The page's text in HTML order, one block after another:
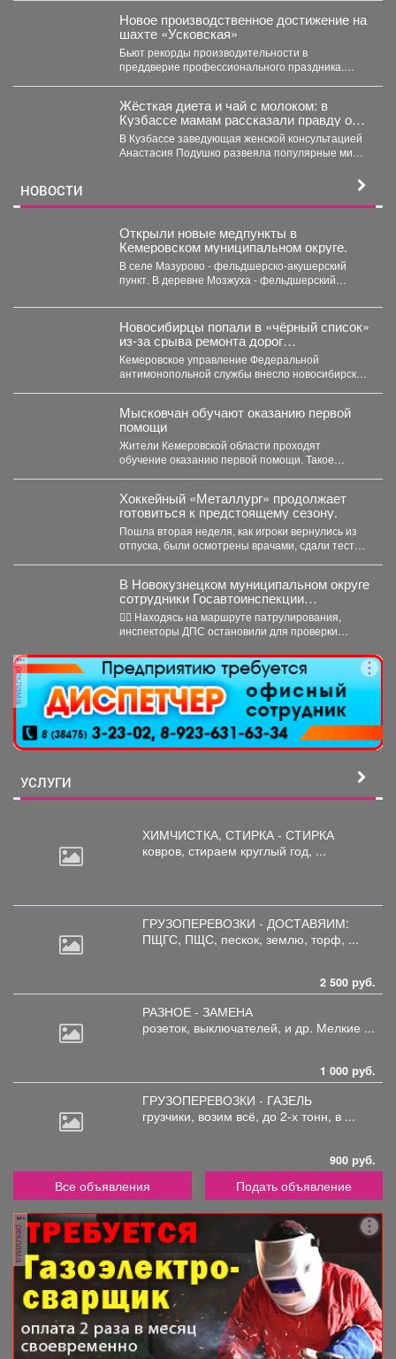
Новое производственное достижение на
шахте «Усковская»
Бьют рекорды производительности в
преддверие профессионального праздника.
Жёсткая диета и чай с молоком: в
Кузбассе мамам рассказали правду о
грудном вскармливании
В Кузбассе заведующая женской консультацией
Анастасия Подушко развеяла популярные мифы
НОВОСТИ
Открыли новые медпункты в
Кемеровском муниципальном округе.
В селе Мазурово - фельдшерско-акушерский
пункт. В деревне Мозжуха - фельдшерский
Новосибирцы попали в «чёрный список»
из‑за срыва ремонта дорог
Прокопьевска
Кемеровское управление Федеральной
антимонопольной службы внесло новосибирскую
Мысковчан обучают оказанию первой
помощи
Жители Кемеровской области проходят
обучение оказанию первой помощи. Такое
Хоккейный «Металлург» продолжает
готовиться к предстоящему сезону.
Пошла вторая неделя, как игроки вернулись из
отпуска, были осмотрены врачами, сдали тесты,
В Новокузнецком муниципальном округе
сотрудники Госавтоинспекции
задержали нетрезвого водителя,
повторно севшего за руль в состоянии
опьянения
👮‍♂ Находясь на маршруте патрулирования,
инспекторы ДПС остановили для проверки
реклама
УСЛУГИ
ХИМЧИСТКА, СТИРКА - СТИРКА
ковров, стираем круглый год, ...
ГРУЗОПЕРЕВОЗКИ - ДОСТАВЯИМ:
ПЩГС, ПЩС, пескок, землю, торф, ...
2 500 руб.
РАЗНОЕ - ЗАМЕНА
розеток, выключателей, и др. Мелкие ...
1 000 руб.
ГРУЗОПЕРЕВОЗКИ - ГАЗЕЛЬ
грузчики, возим всё, до 2-х тонн, в ...
900 руб.
Все объявления Подать объявление
реклама